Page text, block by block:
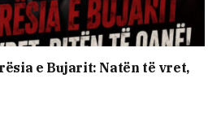
e Bujarit: Natën të vret,